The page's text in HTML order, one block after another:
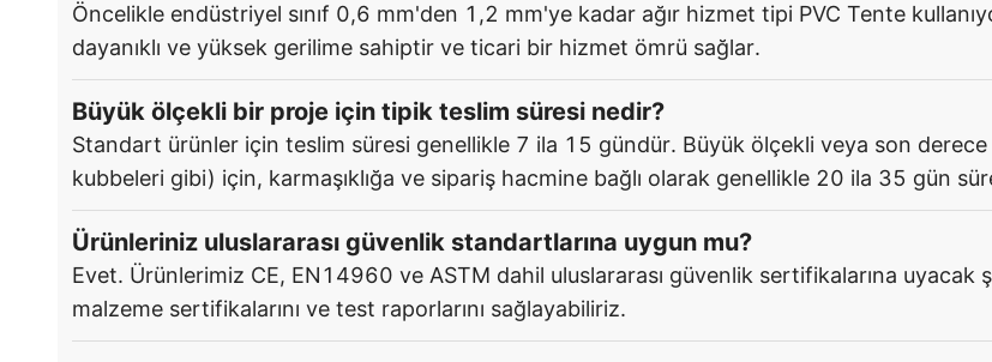
Öncelikle endüstriyel sınıf 0,6 mm'den 1,2 mm'ye kadar ağır hizmet tipi PVC Tente
dayanıklı ve yüksek gerilime sahiptir ve ticari bir hizmet ömrü sağlar.
Büyük ölçekli bir proje için tipik teslim süresi nedir?
Standart ürünler için teslim süresi genellikle 7 ila 15 gündür. Büyük ölçekli veya son
kubbeleri gibi) için, karmaşıklığa ve sipariş hacmine bağlı olarak genellikle 20 ila 35 gün
Ürünleriniz uluslararası güvenlik standartlarına uygun mu?
Evet. Ürünlerimiz CE, EN14960 ve ASTM dahil uluslararası güvenlik sertifikalarına uyacak
malzeme sertifikalarını ve test raporlarını sağlayabiliriz.